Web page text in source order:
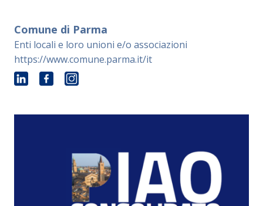
Comune di Parma
Enti locali e loro unioni e/o associazioni
https://www.comune.parma.it/it